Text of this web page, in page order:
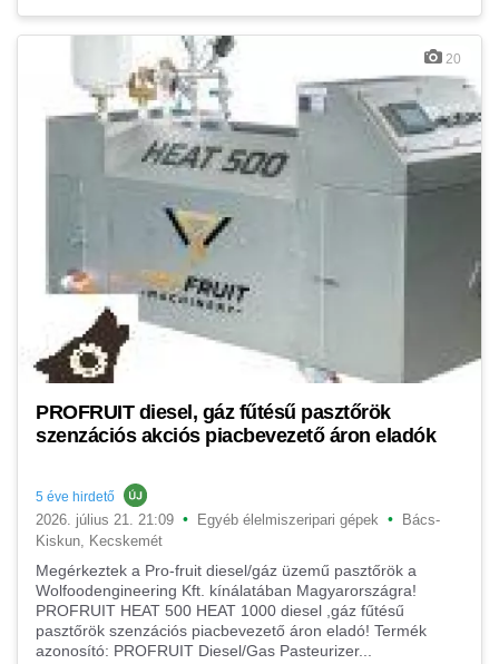
20
PROFRUIT diesel, gáz fűtésű pasztőrök
szenzációs akciós piacbevezető áron eladók
5 éve hirdető
2026. július 21. 21:09 • Egyéb élelmiszeripari gépek •
Bács-
Kiskun, Kecskemét
Megérkeztek a Pro-fruit diesel/gáz üzemű pasztőrök a
Wolfoodengineering Kft. kínálatában Magyarországra!
PROFRUIT HEAT 500 HEAT 1000 diesel ,gáz fűtésű
pasztőrök szenzációs piacbevezető áron eladó! Termék
azonosító: PROFRUIT Diesel/Gas Pasteurizer...